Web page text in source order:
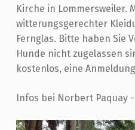
Kirche in Lommersweiler.
witterungsgerechter
Fernglas. Bitte haben Sie
Hunde nicht zugelassen
kostenlos, eine
Infos bei Norbert Paquay -